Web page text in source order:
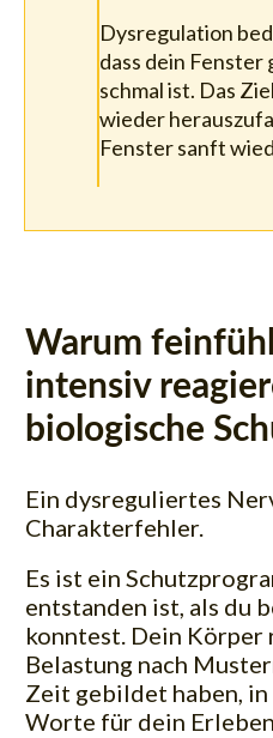
Dysregulation
dass dein Fenster
schmal ist. Das
wieder
Fenster sanft
Warum
intensiv
biologische
Ein dysreguliertes
Charakterfehler.
Es ist ein
entstanden ist, als du
konntest. Dein Körper
Belastung nach
Zeit gebildet haben,
Worte für dein